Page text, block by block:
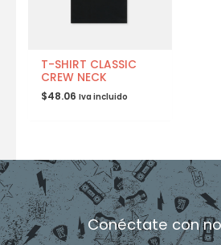
T-SHIRT CLASSIC
CREW NECK
$48.06 Iva incluido
Conéctate con